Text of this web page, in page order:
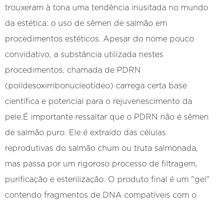
trouxeram à tona uma tendência inusitada no mundo
da estética: o uso de sêmen de salmão em
procedimentos estéticos. Apesar do nome pouco
convidativo, a substância utilizada nestes
procedimentos, chamada de PDRN
(polidesoxirribonucleotídeo) carrega certa base
científica e potencial para o rejuvenescimento da
pele.É importante ressaltar que o PDRN não é sêmen
de salmão puro. Ele é extraído das células
reprodutivas do salmão chum ou truta salmonada,
mas passa por um rigoroso processo de filtragem,
purificação e esterilização. O produto final é um "gel"
contendo fragmentos de DNA compatíveis com o